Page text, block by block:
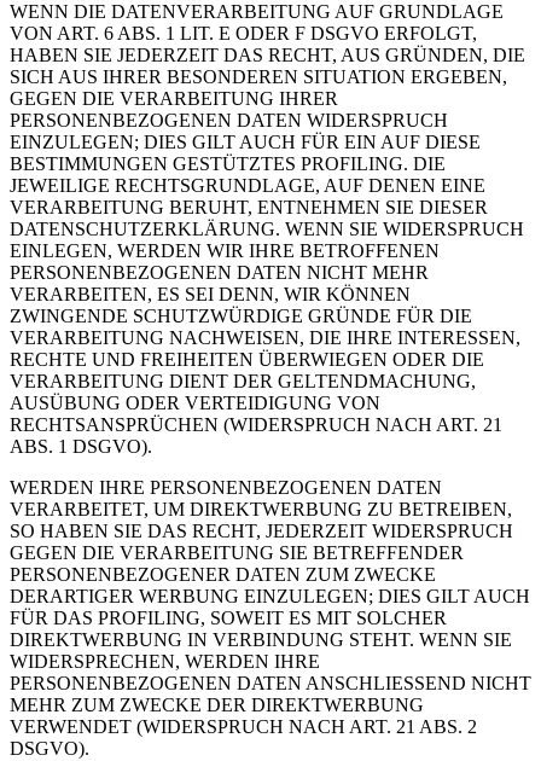
WENN DIE DATENVERARBEITUNG AUF GRUNDLAGE
VON ART. 6 ABS. 1 LIT. E ODER F DSGVO ERFOLGT,
HABEN SIE JEDERZEIT DAS RECHT, AUS GRÜNDEN, DIE
SICH AUS IHRER BESONDEREN SITUATION ERGEBEN,
GEGEN DIE VERARBEITUNG IHRER
PERSONENBEZOGENEN DATEN WIDERSPRUCH
EINZULEGEN; DIES GILT AUCH FÜR EIN AUF DIESE
BESTIMMUNGEN GESTÜTZTES PROFILING. DIE
JEWEILIGE RECHTSGRUNDLAGE, AUF DENEN EINE
VERARBEITUNG BERUHT, ENTNEHMEN SIE DIESER
DATENSCHUTZERKLÄRUNG. WENN SIE WIDERSPRUCH
EINLEGEN, WERDEN WIR IHRE BETROFFENEN
PERSONENBEZOGENEN DATEN NICHT MEHR
VERARBEITEN, ES SEI DENN, WIR KÖNNEN
ZWINGENDE SCHUTZWÜRDIGE GRÜNDE FÜR DIE
VERARBEITUNG NACHWEISEN, DIE IHRE INTERESSEN,
RECHTE UND FREIHEITEN ÜBERWIEGEN ODER DIE
VERARBEITUNG DIENT DER GELTENDMACHUNG,
AUSÜBUNG ODER VERTEIDIGUNG VON
RECHTSANSPRÜCHEN (WIDERSPRUCH NACH ART. 21
ABS. 1 DSGVO).
WERDEN IHRE PERSONENBEZOGENEN DATEN
VERARBEITET, UM DIREKTWERBUNG ZU BETREIBEN,
SO HABEN SIE DAS RECHT, JEDERZEIT WIDERSPRUCH
GEGEN DIE VERARBEITUNG SIE BETREFFENDER
PERSONENBEZOGENER DATEN ZUM ZWECKE
DERARTIGER WERBUNG EINZULEGEN; DIES GILT AUCH
FÜR DAS PROFILING, SOWEIT ES MIT SOLCHER
DIREKTWERBUNG IN VERBINDUNG STEHT. WENN SIE
WIDERSPRECHEN, WERDEN IHRE
PERSONENBEZOGENEN DATEN ANSCHLIESSEND NICHT
MEHR ZUM ZWECKE DER DIREKTWERBUNG
VERWENDET (WIDERSPRUCH NACH ART. 21 ABS. 2
DSGVO).